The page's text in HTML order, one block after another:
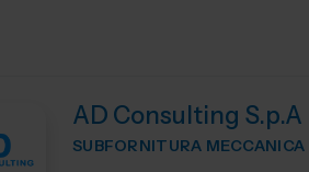
AD Consulting S.p.A
SUBFORNITURA MECCANICA